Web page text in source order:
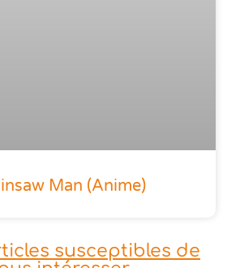
Man (anime)
susceptibles de